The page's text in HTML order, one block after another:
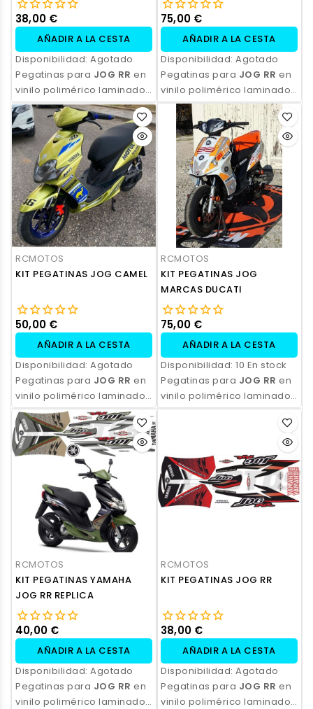
38,00 €
AÑADIR A LA CESTA
Disponibilidad: Agotado
Pegatinas para JOG RR en
vinilo polimérico laminado,
impresas con tinta
ecosolvente. Alta
resistencia, acabado
profesional y opción de
personalización.
75,00 €
AÑADIR A LA CESTA
Disponibilidad: Agotado
Pegatinas para JOG RR en
vinilo polimérico laminado,
impresas con tinta
ecosolvente. Alta
resistencia, acabado
profesional y opción de
personalización.
RCMOTOS
KIT PEGATINAS JOG CAMEL
50,00 €
AÑADIR A LA CESTA
Disponibilidad: Agotado
Pegatinas para JOG RR en
vinilo polimérico laminado,
impresas con tinta
ecosolvente. Alta
resistencia, acabado
profesional y opción de
personalización.
RCMOTOS
KIT PEGATINAS JOG
MARCAS DUCATI
75,00 €
AÑADIR A LA CESTA
Disponibilidad: 10 En stock
Pegatinas para JOG RR en
vinilo polimérico laminado,
impresas con tinta
profesional y opción de
personalización.
RCMOTOS
KIT PEGATINAS YAMAHA
JOG RR REPLICA
40,00 €
AÑADIR A LA CESTA
Disponibilidad: Agotado
Pegatinas para JOG RR en
vinilo polimérico laminado,
RCMOTOS
KIT PEGATINAS JOG RR
38,00 €
AÑADIR A LA CESTA
Disponibilidad: Agotado
Pegatinas para JOG RR en
vinilo polimérico laminado,